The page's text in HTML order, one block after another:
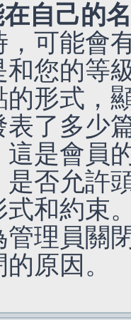
自己的
可能會
和您的等
的形式，
了多少
這是會員
否允許
和約束
管理員關
原因。